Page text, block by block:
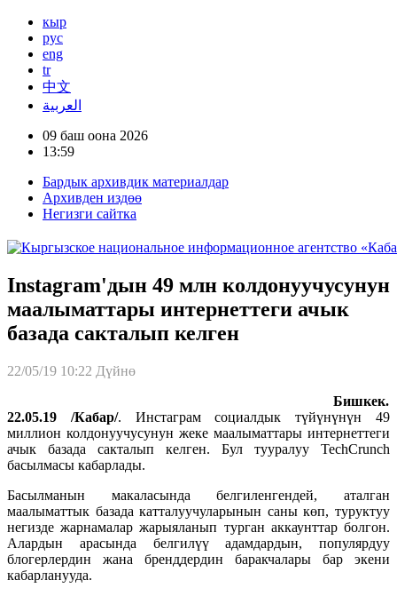
кыр
рус
eng
tr
中文
العربية
09 баш оона 2026
13:59
Бардык архивдик материалдар
Архивден издөө
Негизги сайтка
Instagram'дын 49 млн колдонуучусунун
маалыматтары интернеттеги ачык
базада сакталып келген
22/05/19 10:22 Дүйнө
Бишкек.
22.05.19 /Кабар/. Инстаграм социалдык түйүнүнүн 49
миллион колдонуучусунун жеке маалыматтары интернеттеги
ачык базада сакталып келген. Бул тууралуу TechCrunch
басылмасы кабарлады.
Басылманын макаласында белгиленгендей, аталган
маалыматтык базада катталуучуларынын саны көп, туруктуу
негизде жарнамалар жарыяланып турган аккаунттар болгон.
Алардын арасында белгилүү адамдардын, популярдуу
блогерлердин жана бренддердин баракчалары бар экени
кабарланууда.